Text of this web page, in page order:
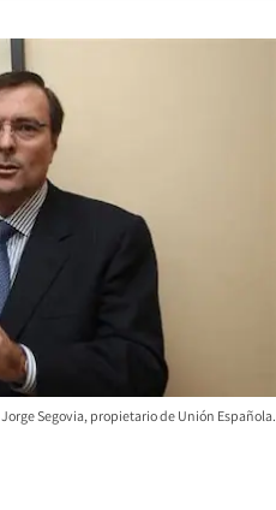
Jorge Segovia, propietario de Unión Española.